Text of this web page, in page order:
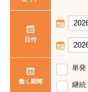
日付
働く期間
単発
継続